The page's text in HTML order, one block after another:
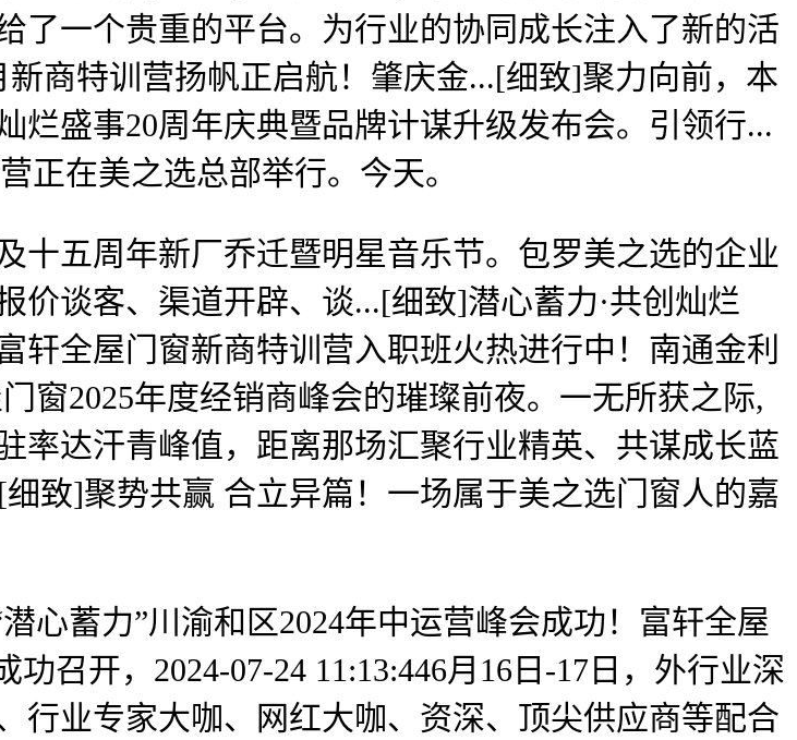
了一个贵重的平台。为行业的协同成长注入了新的活
商特训营扬帆正启航！肇庆金...[细致]聚力向前，本
烂盛事20周年庆典暨品牌计谋升级发布会。引领行...
正在美之选总部举行。今天。
五周年新厂乔迁暨明星音乐节。包罗美之选的企业
价谈客、渠道开辟、谈...[细致]潜心蓄力·共创灿烂
轩全屋门窗新商特训营入职班火热进行中！南通金利
窗2025年度经销商峰会的璀璨前夜。一无所获之际,
率达汗青峰值，距离那场汇聚行业精英、共谋成长蓝
致]聚势共赢 合立异篇！一场属于美之选门窗人的嘉
蓄力”川渝和区2024年中运营峰会成功！富轩全屋
召开，2024-07-24 11:13:446月16日-17日，外行业深
行业专家大咖、网红大咖、资深、顶尖供应商等配合